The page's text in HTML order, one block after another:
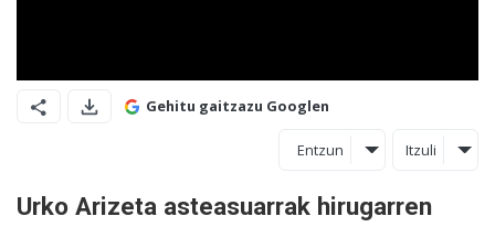
Gehitu gaitzazu Googlen
Entzun Itzuli
Urko Arizeta asteasuarrak hirugarren